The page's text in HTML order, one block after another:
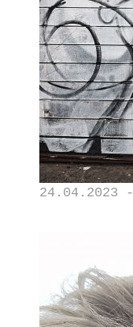
24.04.2023 -